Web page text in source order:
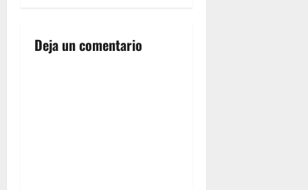
a
Deja un comentario